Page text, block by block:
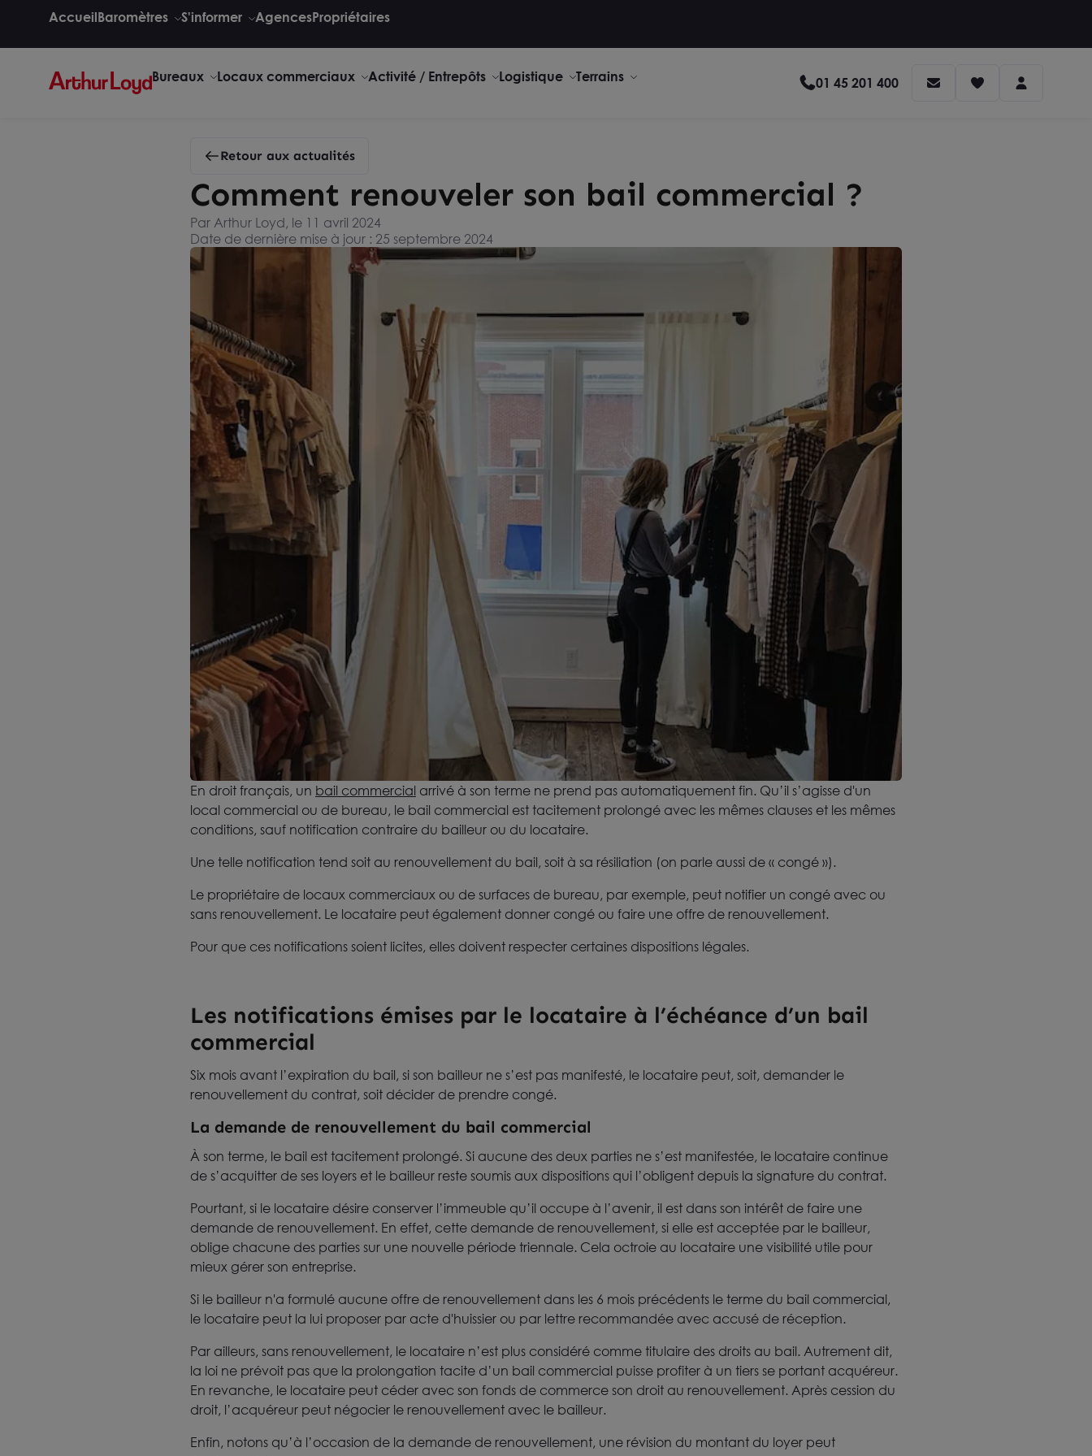
AccueilBaromètres S'informer AgencesPropriétaires
Bureaux Locaux commerciaux Activité / Entrepôts Logistique Terrains 01 45 201 400
Retour aux actualités
Comment renouveler son bail commercial ?
Par Arthur Loyd, le 11 avril 2024
Date de dernière mise à jour : 25 septembre 2024
En droit français, un bail commercial arrivé à son terme ne prend pas automatiquement fin. Qu’il s’agisse d'un
local commercial ou de bureau, le bail commercial est tacitement prolongé avec les mêmes clauses et les mêmes
conditions, sauf notification contraire du bailleur ou du locataire.
Une telle notification tend soit au renouvellement du bail, soit à sa résiliation (on parle aussi de « congé »).
Le propriétaire de locaux commerciaux ou de surfaces de bureau, par exemple, peut notifier un congé avec ou
sans renouvellement. Le locataire peut également donner congé ou faire une offre de renouvellement.
Pour que ces notifications soient licites, elles doivent respecter certaines dispositions légales.
Les notifications émises par le locataire à l’échéance d’un bail
commercial
Six mois avant l’expiration du bail, si son bailleur ne s’est pas manifesté, le locataire peut, soit, demander le
renouvellement du contrat, soit décider de prendre congé.
La demande de renouvellement du bail commercial
À son terme, le bail est tacitement prolongé. Si aucune des deux parties ne s’est manifestée, le locataire continue
de s’acquitter de ses loyers et le bailleur reste soumis aux dispositions qui l’obligent depuis la signature du contrat.
Pourtant, si le locataire désire conserver l’immeuble qu’il occupe à l’avenir, il est dans son intérêt de faire une
demande de renouvellement. En effet, cette demande de renouvellement, si elle est acceptée par le bailleur,
oblige chacune des parties sur une nouvelle période triennale. Cela octroie au locataire une visibilité utile pour
mieux gérer son entreprise.
Si le bailleur n'a formulé aucune offre de renouvellement dans les 6 mois précédents le terme du bail commercial,
le locataire peut la lui proposer par acte d'huissier ou par lettre recommandée avec accusé de réception.
Par ailleurs, sans renouvellement, le locataire n’est plus considéré comme titulaire des droits au bail. Autrement dit,
la loi ne prévoit pas que la prolongation tacite d’un bail commercial puisse profiter à un tiers se portant acquéreur.
En revanche, le locataire peut céder avec son fonds de commerce son droit au renouvellement. Après cession du
droit, l’acquéreur peut négocier le renouvellement avec le bailleur.
Enfin, notons qu’à l’occasion de la demande de renouvellement, une révision du montant du loyer peut